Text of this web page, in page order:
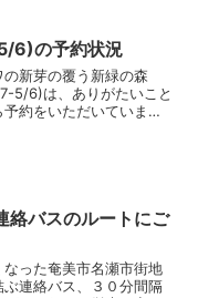
下さい。
6)の予約状況
の新芽の覆う新緑の森
5/6)は、ありがたいこと
約をいただいていま
絡バスのルートにご
った奄美市名瀬市街地
ぶ連絡バス、３０分間隔